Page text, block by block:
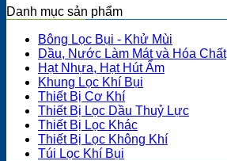
Danh mục sản phẩm
Bông Lọc Bụi - Khử Mùi
Dầu, Nước Làm Mát và Hóa Chất
Hạt Nhựa, Hạt Hút Ẩm
Khung Lọc Khí Bụi
Thiết Bị Cơ Khí
Thiết Bị Lọc Dầu Thuỷ Lực
Thiết Bị Lọc Khác
Thiết Bị Lọc Không Khí
Túi Lọc Khí Bụi